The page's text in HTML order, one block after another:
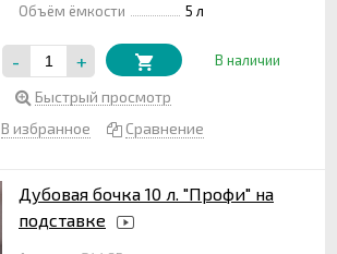
Объём ёмкости
5 л
- + В наличии
Быстрый просмотр
В избранное
Сравнение
Дубовая бочка 10 л. "Профи" на
подставке